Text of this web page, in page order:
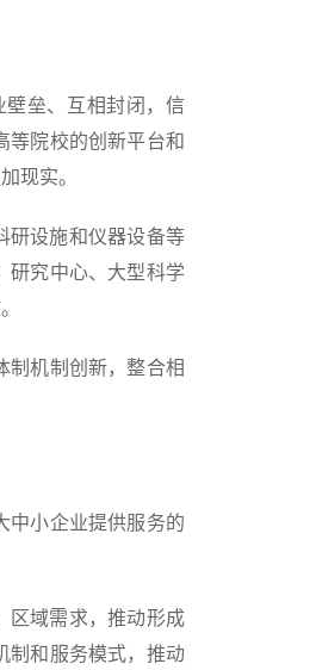
垒、互相封闭，信
等院校的创新平台和
现实。
设施和仪器设备等
研究中心、大型科学
机制创新，整合相
小企业提供服务的
域需求，推动形成
制和服务模式，推动